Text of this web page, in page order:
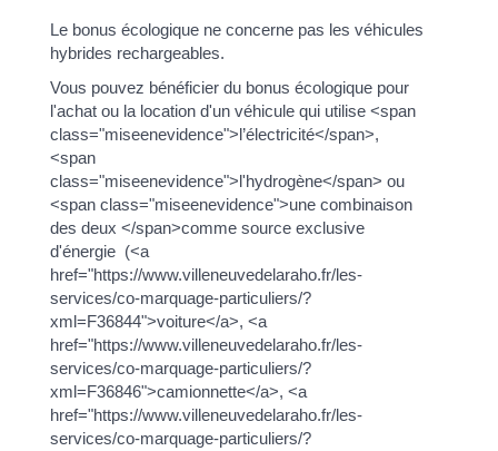
Le bonus écologique ne concerne pas les véhicules
hybrides rechargeables.
Vous pouvez bénéficier du bonus écologique pour
l'achat ou la location d'un véhicule qui utilise <span
class="miseenevidence">l’électricité</span>,
<span
class="miseenevidence">l'hydrogène</span> ou
<span class="miseenevidence">une combinaison
des deux </span>comme source exclusive
d'énergie (<a
href="https://www.villeneuvedelaraho.fr/les-
services/co-marquage-particuliers/?
xml=F36844">voiture</a>, <a
href="https://www.villeneuvedelaraho.fr/les-
services/co-marquage-particuliers/?
xml=F36846">camionnette</a>, <a
href="https://www.villeneuvedelaraho.fr/les-
services/co-marquage-particuliers/?